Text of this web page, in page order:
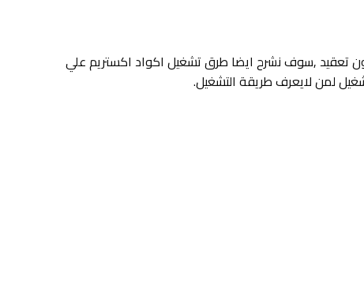
تعقيد ,سوف نشرح ايضا طرق تشغيل اكواد اكستريم علي